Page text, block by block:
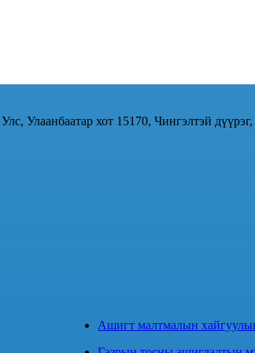
Улаанбаатар хот 15170, Чингэлтэй
Ашигт малтмалын